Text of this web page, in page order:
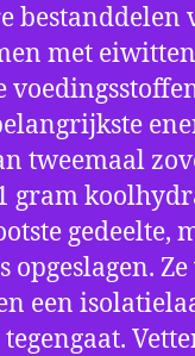
bestanddelen
met
tweemaal
gram
gedeelte,
een